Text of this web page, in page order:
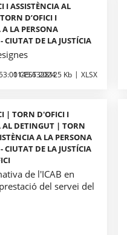
I ASSISTÈNCIA AL
D’OFICI I
A LA PERSONA
CIUTAT DE LA JUSTÍCIA
CEST 2024
1145.6328125 Kb XLSX
| TORN D'OFICI I
AL DETINGUT | TORN
A LA PERSONA
CIUTAT DE LA JUSTÍCIA
de l'ICAB en
del servei del